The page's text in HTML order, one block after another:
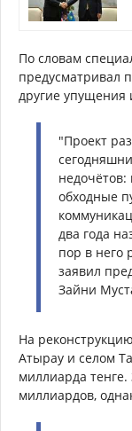
По словам
предусматривал
другие упущения
"Проект
обходные
два года
пор в него
заявил
Зайни
На
Атырау и селом
миллиарда
миллиардов,